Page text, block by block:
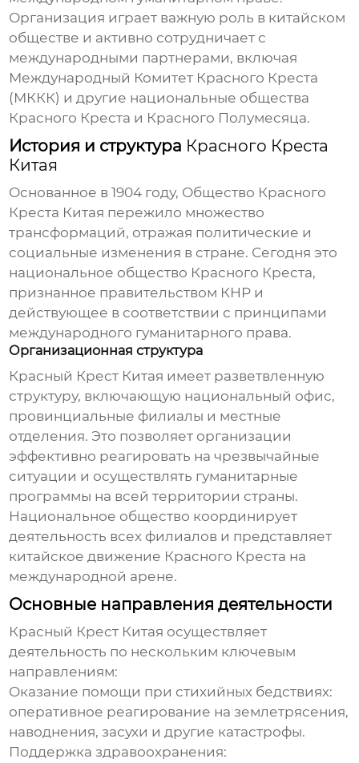
Организация играет важную роль в китайском
обществе и активно сотрудничает с
международными партнерами, включая
Международный Комитет Красного Креста
(МККК) и другие национальные общества
Красного Креста и Красного Полумесяца.
История и структура Красного Креста
Китая
Основанное в 1904 году, Общество Красного
Креста Китая пережило множество
трансформаций, отражая политические и
социальные изменения в стране. Сегодня это
национальное общество Красного Креста,
признанное правительством КНР и
действующее в соответствии с принципами
международного гуманитарного права.
Организационная структура
Красный Крест Китая имеет разветвленную
структуру, включающую национальный офис,
провинциальные филиалы и местные
отделения. Это позволяет организации
эффективно реагировать на чрезвычайные
ситуации и осуществлять гуманитарные
программы на всей территории страны.
Национальное общество координирует
деятельность всех филиалов и представляет
китайское движение Красного Креста на
международной арене.
Основные направления деятельности
Красный Крест Китая осуществляет
деятельность по нескольким ключевым
направлениям:
Оказание помощи при стихийных бедствиях:
оперативное реагирование на землетрясения,
наводнения, засухи и другие катастрофы.
Поддержка здравоохранения: